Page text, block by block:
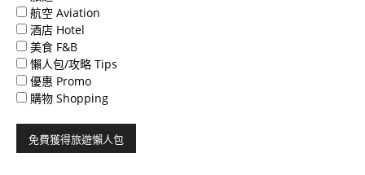
航空 Aviation
酒店 Hotel
美食 F&B
懶人包/攻略 Tips
優惠 Promo
購物 Shopping